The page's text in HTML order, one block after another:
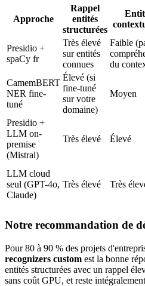
Approche
Rappel
entités
structurées
Presidio +
spaCy fr
Très élevé
sur entités
connues
Faible
du
CamemBERT
NER fine-
tuné
Élevé (si
fine-tuné
sur votre
domaine)
Moyen
Presidio +
LLM on-
premise
(Mistral)
Très élevé Élevé
LLM cloud
seul (GPT-4o,
Claude)
Très élevé Très
Notre recommandation de
Pour 80 à 90 % des projets
recognizers custom est la bonne
entités structurées avec un rappel
sans coût GPU, et reste